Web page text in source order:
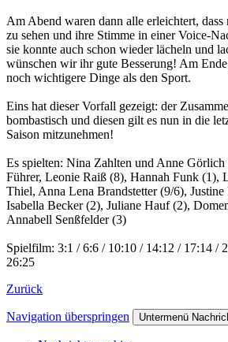
Am Abend waren dann alle erleichtert,
zu sehen und ihre Stimme in einer Voice-
sie konnte auch schon wieder lächeln und
wünschen wir ihr gute Besserung! Am
noch wichtigere Dinge als den Sport.
Eins hat dieser Vorfall gezeigt: der
bombastisch und diesen gilt es nun in die
Saison mitzunehmen!
Es spielten: Nina Zahlten und Anne
Führer, Leonie Raiß (8), Hannah Funk (1),
Thiel, Anna Lena Brandstetter (9/6), Justine
Isabella Becker (2), Juliane Hauf (2),
Annabell Senßfelder (3)
Spielfilm: 3:1 / 6:6 / 10:10 / 14:12 / 17:14 /
26:25
Zurück
Navigation überspringen Untermenü